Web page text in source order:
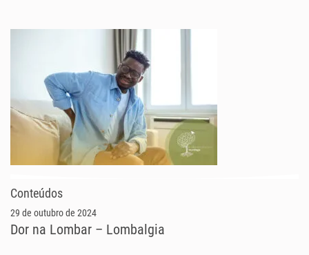
Conteúdos
29 de outubro de 2024
Dor na Lombar – Lombalgia